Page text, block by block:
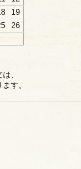
19
26
、
す。